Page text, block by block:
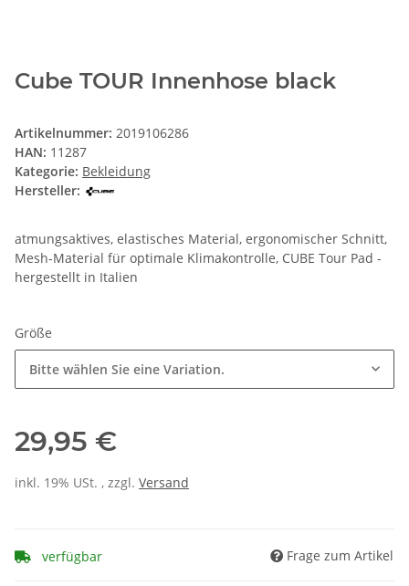
Cube TOUR Innenhose black
Artikelnummer: 2019106286
HAN: 11287
Kategorie: Bekleidung
Hersteller:
atmungsaktives, elastisches Material, ergonomischer Schnitt,
Mesh-Material für optimale Klimakontrolle, CUBE Tour Pad -
hergestellt in Italien
Größe
Bitte wählen Sie eine Variation.
29,95 €
inkl. 19% USt. , zzgl. Versand
verfügbar Frage zum Artikel